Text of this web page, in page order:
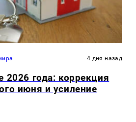
4 дня назад
2026 года: коррекция
июня и усиление